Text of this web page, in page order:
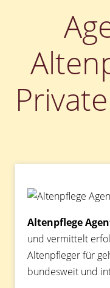
Altenpflege
und vermittelt
Altenpfleger für
bundesweit und